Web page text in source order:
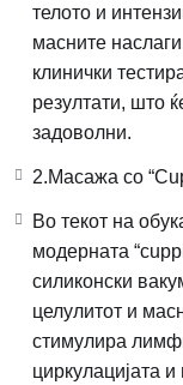
телото и
масните
клинички
резултати, што
задоволни.
2.Масажа со
Во текот на
модерната
силиконски
целулитот и
стимулира
циркулацијата